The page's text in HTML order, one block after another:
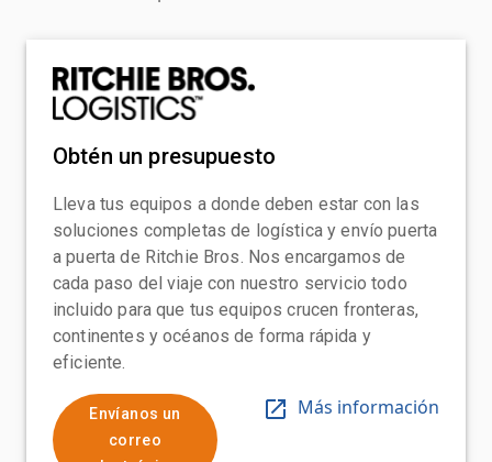
Obtén un presupuesto
Lleva tus equipos a donde deben estar con las
soluciones completas de logística y envío puerta
a puerta de Ritchie Bros. Nos encargamos de
cada paso del viaje con nuestro servicio todo
incluido para que tus equipos crucen fronteras,
continentes y océanos de forma rápida y
eficiente.
Envíanos un
correo
Más información